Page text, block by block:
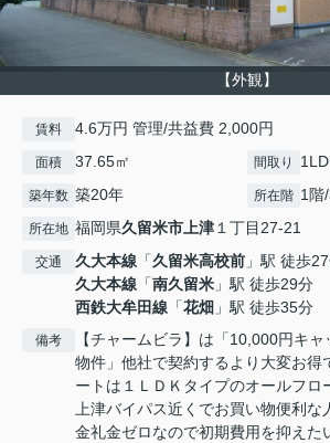
【外観】
賃料 4.6万円 管理/共益費 2,000円
面積 37.65㎡ 間取り
築年数 築20年 所在階 1階
所在地 福岡県久留米市上津１丁目27-21
交通 久大本線 「久留米高校前 」駅 徒歩
久大本線 「南久留米 」駅 徒歩29分
西鉄大牟田線 「花畑 」駅 徒歩35分
備考
【チャームビラ】は「10,000円キ
物件」他社で契約するより大変お得
ートは１ＬＤＫタイプのオールフロ
上津バイパス近くでお買い物便利な
金礼金ゼロなので初期費用を抑えた